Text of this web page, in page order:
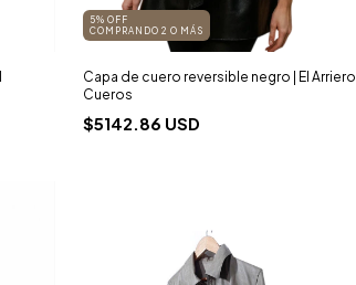
5% OFF
COMPRANDO 2 O MÁS
Capa de cuero reversible negro | El Arriero
Cueros
$5142.86 USD